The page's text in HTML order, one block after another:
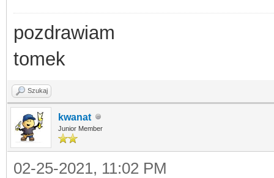
pozdrawiam
tomek
Szukaj
kwanat
Junior Member
02-25-2021, 11:02 PM